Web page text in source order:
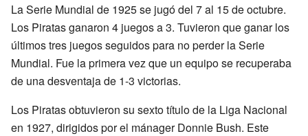
La Serie Mundial de 1925 se jugó del 7 al 15 de octubre.
Los Piratas ganaron 4 juegos a 3. Tuvieron que ganar los
últimos tres juegos seguidos para no perder la Serie
Mundial. Fue la primera vez que un equipo se recuperaba
de una desventaja de 1-3 victorias.
Los Piratas obtuvieron su sexto título de la Liga Nacional
en 1927, dirigidos por el mánager Donnie Bush. Este